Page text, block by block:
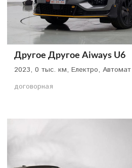
Другое Другое Aiways U6
2023, 0 тыс. км, Електро, Автомат
договорная